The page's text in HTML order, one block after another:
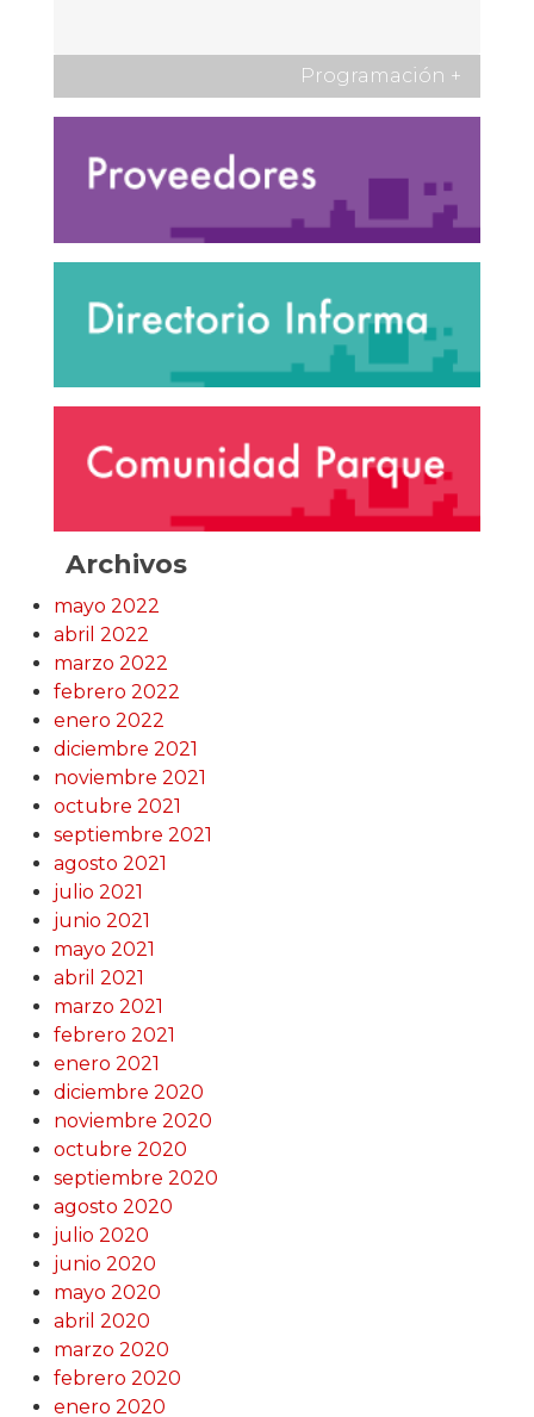
Programación +
Archivos
mayo 2022
abril 2022
marzo 2022
febrero 2022
enero 2022
diciembre 2021
noviembre 2021
octubre 2021
septiembre 2021
agosto 2021
julio 2021
junio 2021
mayo 2021
abril 2021
marzo 2021
febrero 2021
enero 2021
diciembre 2020
noviembre 2020
octubre 2020
septiembre 2020
agosto 2020
julio 2020
junio 2020
mayo 2020
abril 2020
marzo 2020
febrero 2020
enero 2020